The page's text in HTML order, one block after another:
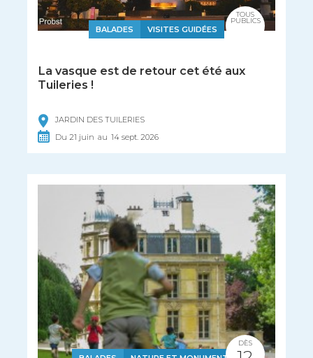
BALADES VISITES GUIDÉES
La vasque est de retour cet été aux
Tuileries !
JARDIN DES TUILERIES
Du21 juin au 14sept. 2026
TOUS
PUBLICS
DÈS